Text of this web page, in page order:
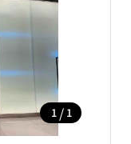
1 / 1